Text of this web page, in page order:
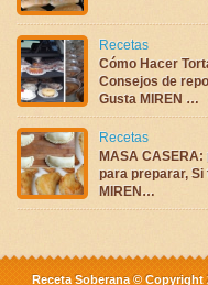
Recetas
Cómo Hacer
Consejos de
Gusta MIREN …
Recetas
MASA
para preparar, Si
MIREN…
Receta Soberana © Copyright